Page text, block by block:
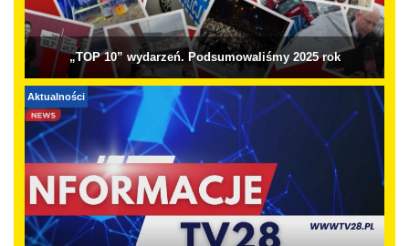
„TOP 10” wydarzeń. Podsumowaliśmy 2025 rok
Aktualności